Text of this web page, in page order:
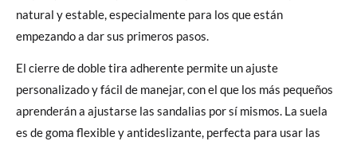
natural y estable, especialmente para los que están
empezando a dar sus primeros pasos.
El cierre de doble tira adherente permite un ajuste
personalizado y fácil de manejar, con el que los más pequeños
aprenderán a ajustarse las sandalias por sí mismos. La suela
es de goma flexible y antideslizante, perfecta para usar las